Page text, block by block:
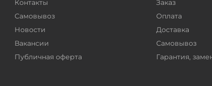
Контакты
Самовывоз
Новости
Вакансии
Публичная оферта
Заказ
Оплата
Доставка
Самовывоз
Гарантия,